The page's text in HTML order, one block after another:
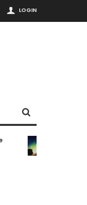
LOGIN